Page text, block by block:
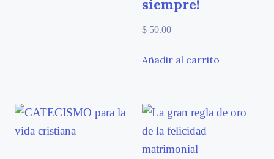
siempre!
$ 50.00
Añadir al carrito